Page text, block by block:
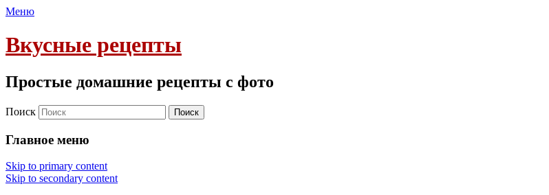
Меню
Вкусные рецепты
Простые домашние рецепты с фото
Поиск
Главное меню
Skip to primary content
Skip to secondary content